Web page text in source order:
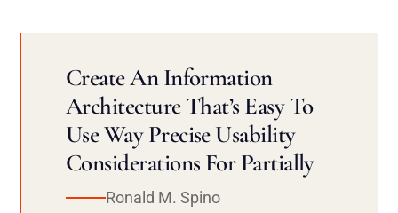
Create An Information
Architecture That’s Easy To
Use Way Precise Usability
Considerations For Partially
Ronald M. Spino